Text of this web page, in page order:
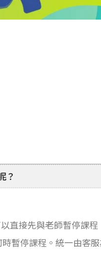
？
直接先與老師暫停課程
暫停課程。統一由客